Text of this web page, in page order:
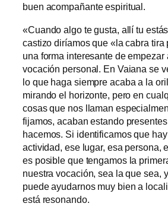
buen acompañante espiritual.
«Cuando algo te gusta, allí tu
castizo diríamos que «la cabra tira
una forma interesante de empezar
vocación personal. En Vaiana se
lo que haga siempre acaba a la
mirando el horizonte, pero en
cosas que nos llaman
fijamos, acaban estando
hacemos. Si identificamos que
actividad, ese lugar, esa persona,
es posible que tengamos la
nuestra vocación, sea la que sea,
puede ayudarnos muy bien a
está resonando.